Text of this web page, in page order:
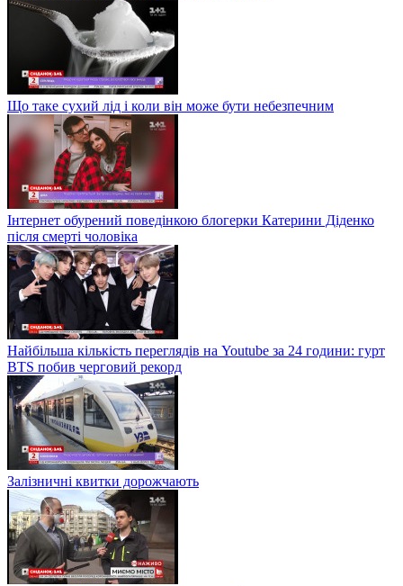
Що таке сухий лід і коли він може бути небезпечним
Інтернет обурений поведінкою блогерки Катерини Діденко
після смерті чоловіка
Найбільша кількість переглядів на Youtube за 24 години: гурт
BTS побив черговий рекорд
Залізничні квитки дорожчають